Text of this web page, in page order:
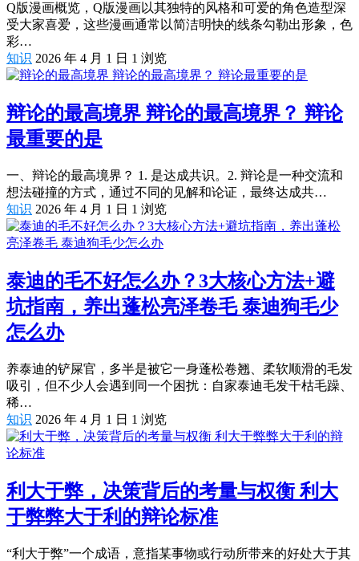
Q版漫画概览，Q版漫画以其独特的风格和可爱的角色造型深
受大家喜爱，这些漫画通常以简洁明快的线条勾勒出形象，色
彩…
知识 2026 年 4 月 1 日 1 浏览
辩论的最高境界 辩论的最高境界？ 辩论
最重要的是
一、辩论的最高境界？ 1. 是达成共识。2. 辩论是一种交流和
想法碰撞的方式，通过不同的见解和论证，最终达成共…
知识 2026 年 4 月 1 日 1 浏览
泰迪的毛不好怎么办？3大核心方法+避
坑指南，养出蓬松亮泽卷毛 泰迪狗毛少
怎么办
养泰迪的铲屎官，多半是被它一身蓬松卷翘、柔软顺滑的毛发
吸引，但不少人会遇到同一个困扰：自家泰迪毛发干枯毛躁、
稀…
知识 2026 年 4 月 1 日 1 浏览
利大于弊，决策背后的考量与权衡 利大
于弊弊大于利的辩论标准
“利大于弊”一个成语，意指某事物或行动所带来的好处大于其